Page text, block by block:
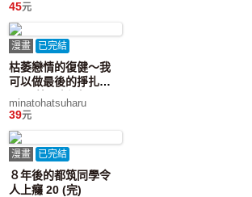
45元
漫畫 已完結
枯萎戀情的復健～我
可以做最後的掙扎
嗎？(第19話)完
minatohatsuharu
39元
漫畫 已完結
８年後的都筑同學令
人上癮 20 (完)